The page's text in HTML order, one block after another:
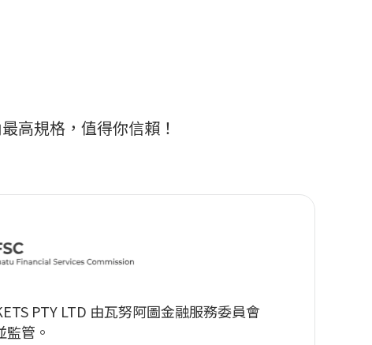
高規格，值得你信賴！
PTY LTD 由瓦努阿圖金融服務委員會
監管。